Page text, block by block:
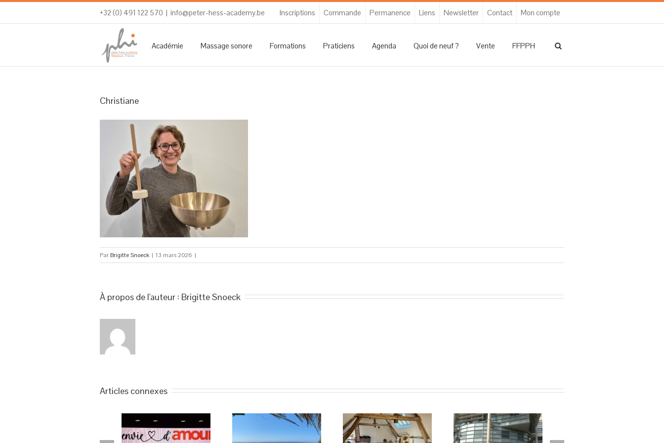
+32 (0) 491 122 570 | info@peter-hess-academy.be Inscriptions Commande Permanence Liens Newsletter Contact Mon compte
Académie Massage sonore Formations Praticiens Agenda Quoi de neuf ? Vente FFPPH
Christiane
Par Brigitte Snoeck | 13 mars 2026 |
À propos de l'auteur : Brigitte Snoeck
Articles connexes